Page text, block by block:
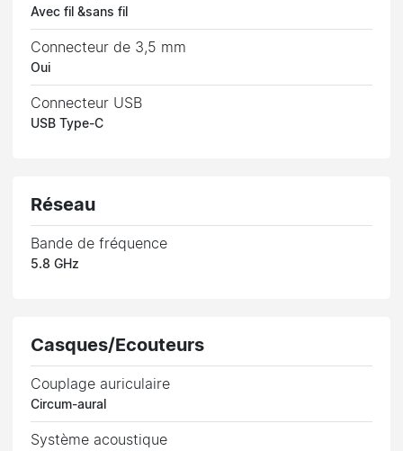
Avec fil &sans fil
Connecteur de 3,5 mm
Oui
Connecteur USB
USB Type-C
Réseau
Bande de fréquence
5.8 GHz
Casques/Ecouteurs
Couplage auriculaire
Circum-aural
Système acoustique